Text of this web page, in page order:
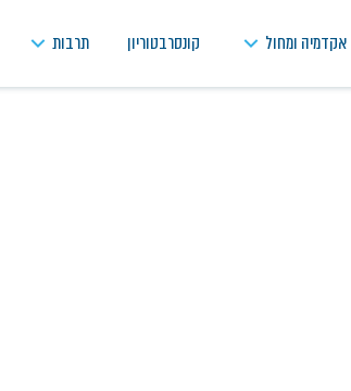
אקדמיה ומחול קונסרבטוריון תרבות